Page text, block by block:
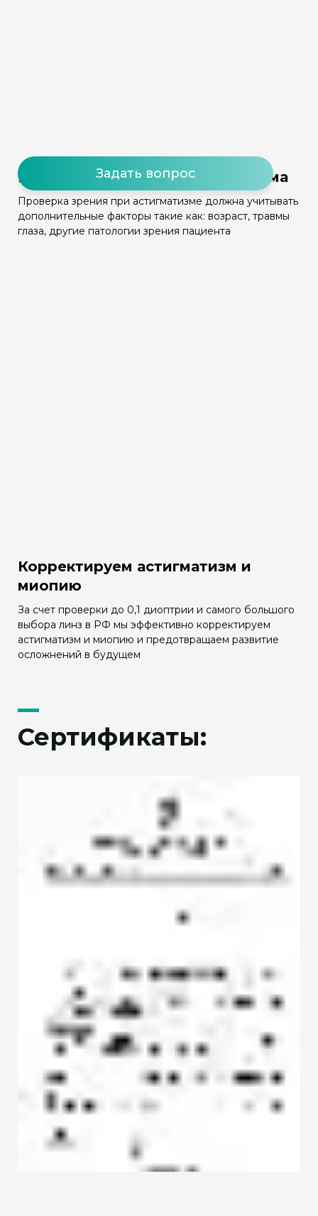
Учитываем причину астигматизма
Проверка зрения при астигматизме должна учитывать
дополнительные факторы такие как: возраст, травмы
глаза, другие патологии зрения пациента
Корректируем астигматизм и
миопию
За счет проверки до 0,1 диоптрии и самого большого
выбора линз в РФ мы эффективно корректируем
астигматизм и миопию и предотвращаем развитие
осложнений в будущем
Сертификаты:
Задать вопрос